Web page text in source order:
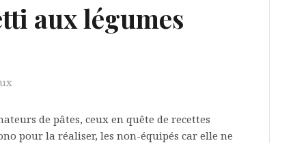
aux légumes
de pâtes, ceux en quête de recettes
pour la réaliser, les non-équipés car elle ne